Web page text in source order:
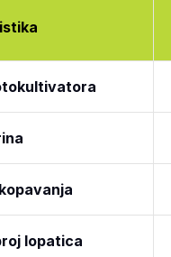
lopatica